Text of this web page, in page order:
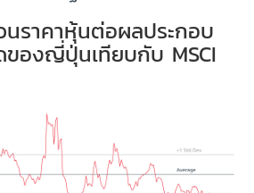
ราคาหุ้นต่อผลประกอบ
ของญี่ปุ่นเทียบกับ MSCI